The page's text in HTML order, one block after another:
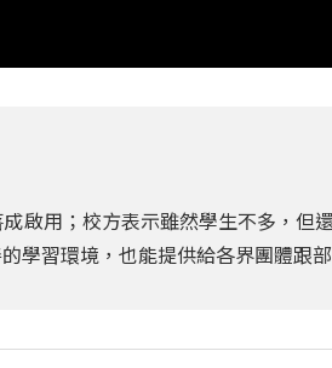
啟用；校方表示雖然學生不多，但
學習環境，也能提供給各界團體跟部